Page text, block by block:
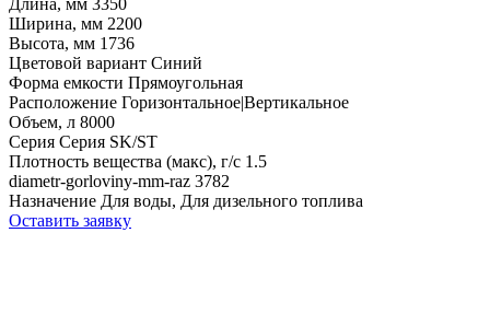
Длина, мм 3350
Ширина, мм 2200
Высота, мм 1736
Цветовой вариант Синий
Форма емкости Прямоугольная
Расположение Горизонтальное|Вертикальное
Объем, л 8000
Серия Серия SK/ST
Плотность вещества (макс), г/с 1.5
diametr-gorloviny-mm-raz 3782
Назначение Для воды, Для дизельного топлива
Оставить заявку